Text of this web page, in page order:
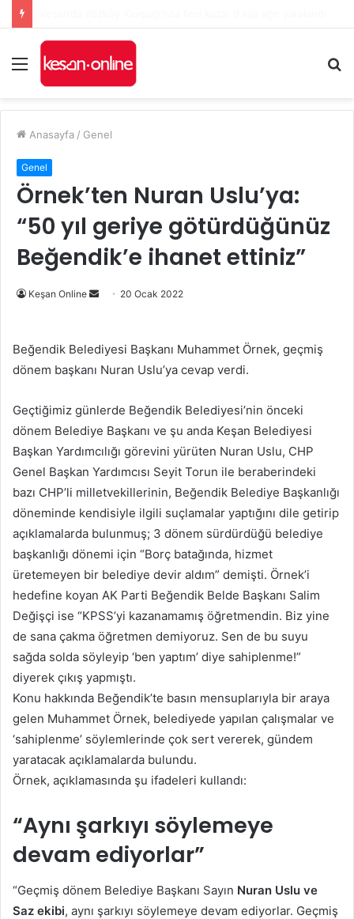
Menü
...
Anasayfa / Genel
Genel
Örnek’ten Nuran Uslu’ya:
“50 yıl geriye götürdüğünüz
Beğendik’e ihanet ettiniz”
Keşan Online
Bir
göndermek
20 Ocak 2022
Beğendik Belediyesi Başkanı Muhammet Örnek, geçmiş
dönem başkanı Nuran Uslu’ya cevap verdi.
Geçtiğimiz günlerde Beğendik Belediyesi’nin önceki
dönem Belediye Başkanı ve şu anda Keşan Belediyesi
Başkan Yardımcılığı görevini yürüten Nuran Uslu, CHP
Genel Başkan Yardımcısı Seyit Torun ile beraberindeki
bazı CHP’li milletvekillerinin, Beğendik Belediye Başkanlığı
döneminde kendisiyle ilgili suçlamalar yaptığını dile getirip
açıklamalarda bulunmuş; 3 dönem sürdürdüğü belediye
başkanlığı dönemi için “Borç batağında, hizmet
üretemeyen bir belediye devir aldım” demişti. Örnek’i
hedefine koyan AK Parti Beğendik Belde Başkanı Salim
Değişçi ise “KPSS’yi kazanamamış öğretmendin. Biz yine
de sana çakma öğretmen demiyoruz. Sen de bu suyu
sağda solda söyleyip ‘ben yaptım’ diye sahiplenme!”
diyerek çıkış yapmıştı.
Konu hakkında Beğendik’te basın mensuplarıyla bir araya
gelen Muhammet Örnek, belediyede yapılan çalışmalar ve
‘sahiplenme’ söylemlerinde çok sert vererek, gündem
yaratacak açıklamalarda bulundu.
Örnek, açıklamasında şu ifadeleri kullandı:
“Aynı şarkıyı söylemeye
devam ediyorlar”
“Geçmiş dönem Belediye Başkanı Sayın Nuran Uslu ve
Saz ekibi, aynı şarkıyı söylemeye devam ediyorlar. Geçmiş